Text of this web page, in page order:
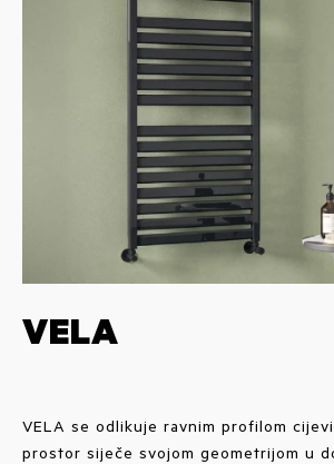
VELA
VELA se odlikuje ravnim profilom
prostor siječe svojom geometrijom u